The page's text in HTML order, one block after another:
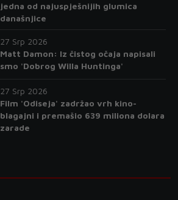
jedna od najuspješnijih glumica
današnjice
27 Srp 2026
Matt Damon: Iz čistog očaja napisali
smo 'Dobrog Willa Huntinga'
27 Srp 2026
Film 'Odiseja' zadržao vrh kino-
blagajni i premašio 639 miliona dolara
zarade